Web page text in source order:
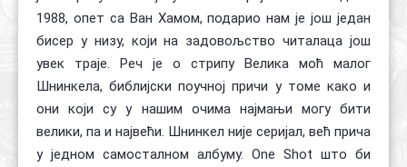
1988, опет са Ван Хамом, подарио нам је још један
бисер у низу, који на задовољство читалаца још
увек траје. Реч је о стрипу Велика моћ малог
Шнинкела, библијски поучној причи у томе како и
они који су у нашим очима најмањи могу бити
велики, па и највећи. Шнинкел није серијал, већ прича
у једном самосталном албуму. One Shot што би